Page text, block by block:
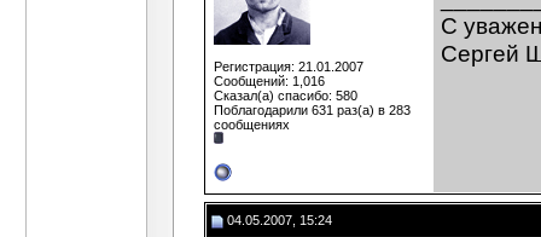
Регистрация: 21.01.2007
Сообщений: 1,016
Сказал(а) спасибо: 580
Поблагодарили 631 раз(а) в 283
сообщениях
C
Сергей
04.05.2007, 15:24